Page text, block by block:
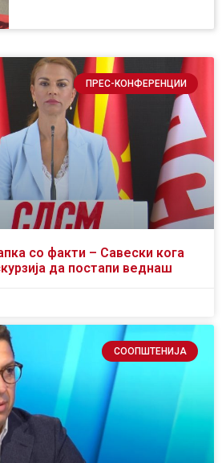
ПРЕС-КОНФЕРЕНЦИИ
со факти – Савески кога
да постапи веднаш
СООПШТЕНИЈА